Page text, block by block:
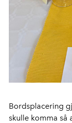
Bordsplacering
skulle komma så